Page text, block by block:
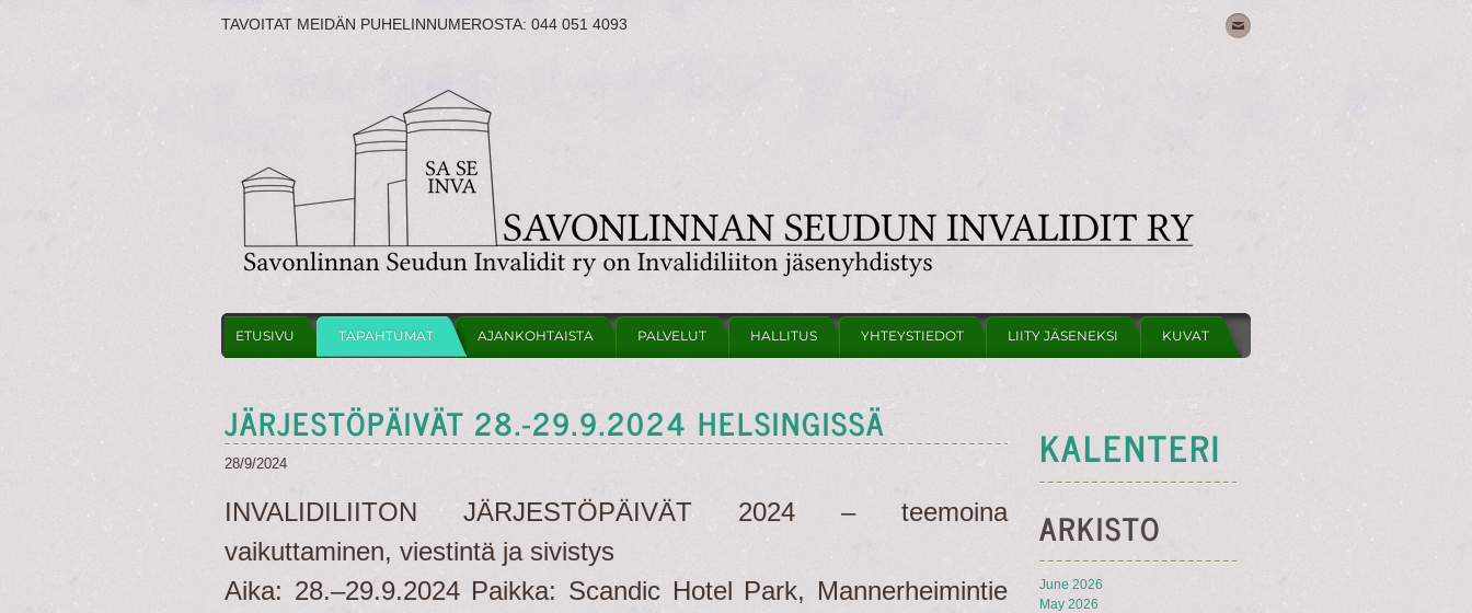
TAVOITAT MEIDÄN PUHELINNUMEROSTA: 044 051 4093
ETUSIVU TAPAHTUMAT AJANKOHTAISTA PALVELUT HALLITUS YHTEYSTIEDOT LIITY JÄSENEKSI KUVAT
JÄRJESTÖPÄIVÄT 28.-29.9.2024 HELSINGISSÄ
28/9/2024
INVALIDILIITON JÄRJESTÖPÄIVÄT 2024 – teemoina
vaikuttaminen, viestintä ja sivistys
Aika: 28.–29.9.2024 Paikka: Scandic Hotel Park, Mannerheimintie
KALENTERI
ARKISTO
June 2026
May 2026